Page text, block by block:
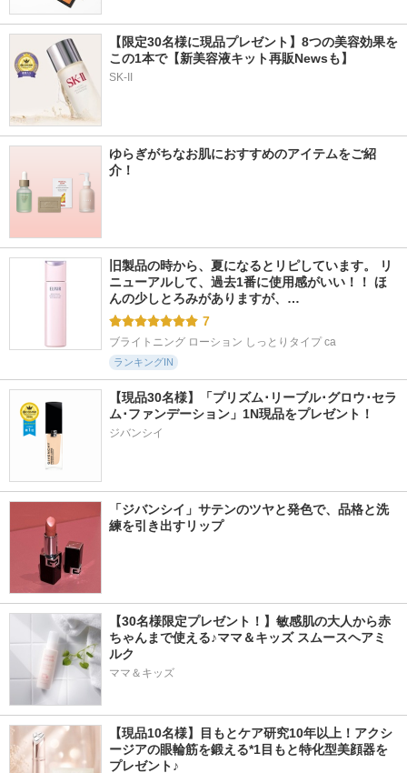
【限定30名様に現品プレゼント】8つの美容効果を
この1本で【新美容液キット再販Newsも】
SK-II
ゆらぎがちなお肌におすすめのアイテムをご紹
介！
旧製品の時から、夏になるとリピしています。 リ
ニューアルして、過去1番に使用感がいい！！ ほ
んの少しとろみがありますが、…
7
ブライトニング ローション しっとりタイプ ca
ランキングIN
【現品30名様】「プリズム･リーブル･グロウ･セラ
ジバンシイ
「ジバンシイ」サテンのツヤと発色で、品格と洗
練を引き出すリップ
【30名様限定プレゼント！】敏感肌の大人から赤
ちゃんまで使える♪ママ＆キッズ スムースヘアミ
ルク
ママ＆キッズ
【現品10名様】目もとケア研究10年以上！アクシ
ージアの眼輪筋を鍛える*1目もと特化型美顔器を
プレゼント♪